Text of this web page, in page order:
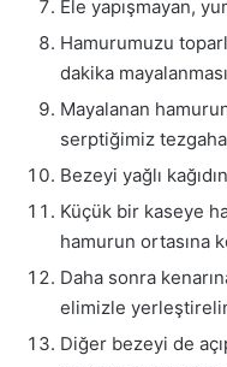
Ele yapışmayan,
Hamurumuzu
dakika
Mayalanan
serptiğimiz
Bezeyi yağlı
Küçük bir kaseye
hamurun ortasına
Daha sonra
elimizle
Diğer bezeyi de